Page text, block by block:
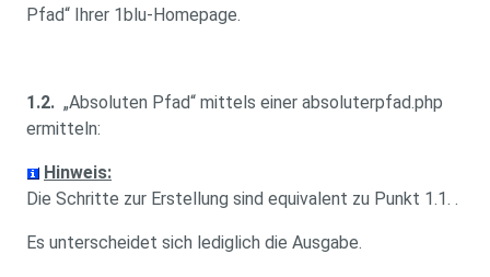
Pfad“ Ihrer 1blu-Homepage.
1.2. „Absoluten Pfad“ mittels einer absoluterpfad.php
ermitteln:
Hinweis:
Die Schritte zur Erstellung sind equivalent zu Punkt 1.1. .
Es unterscheidet sich lediglich die Ausgabe.